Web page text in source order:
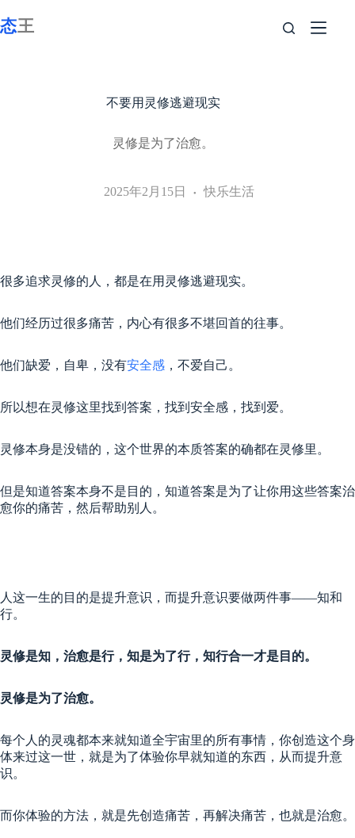
至
不要用灵修逃避现实
灵修是为了治愈。
2025年2月15日 快乐生活
很多追求灵修的人，都是在用灵修逃避现实。
他们经历过很多痛苦，内心有很多不堪回首的往事。
他们缺爱，自卑，没有安全感 ，不爱自己。
所以想在灵修这里找到答案，找到安全感，找到爱。
灵修本身是没错的，这个世界的本质答案的确都在灵修里。
但是知道答案本身不是目的，知道答案是为了让你用这些答案治
愈你的痛苦，然后帮助别人。
人这一生的目的是提升意识，而提升意识要做两件事——知和
行。
灵修是知，治愈是行，知是为了行，知行合一才是目的。
灵修是为了治愈。
每个人的灵魂都本来就知道全宇宙里的所有事情，你创造这个身
体来过这一世，就是为了体验你早就知道的东西，从而提升意
识。
而你体验的方法，就是先创造痛苦，再解决痛苦，也就是治愈。